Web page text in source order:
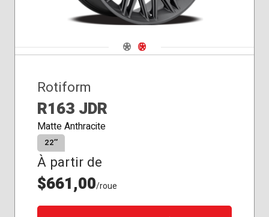
Navigate 1
Navigate 2
Rotiform
R163 JDR
Matte Anthracite
22″
À partir de
$661,00/roue